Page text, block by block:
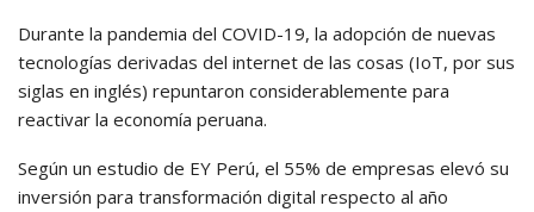
Durante la pandemia del COVID-19, la adopción de nuevas
tecnologías derivadas del internet de las cosas (IoT, por sus
siglas en inglés) repuntaron considerablemente para
reactivar la economía peruana.
Según un estudio de EY Perú, el 55% de empresas elevó su
inversión para transformación digital respecto al año